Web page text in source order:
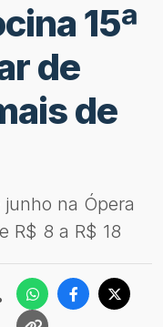
15ª
de
de
na Ópera
R$ 8 a R$ 18